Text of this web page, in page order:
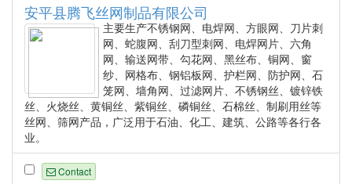
安平县腾飞丝网制品有限公司
主要生产不锈钢网、电焊网、方眼网、刀片刺
网、蛇腹网、刮刀型刺网、电焊网片、六角
网、输送网带、勾花网、黑丝布、铜网、窗
纱、网格布、钢铝板网、护栏网、防护网、石
笼网、墙角网、过滤网片、不锈钢丝、镀锌铁
丝、火烧丝、黄铜丝、紫铜丝、磷铜丝、石棉丝、制刷用丝等
丝网、筛网产品，广泛用于石油、化工、建筑、公路等各行各
业。
Contact